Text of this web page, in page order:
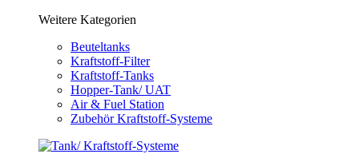
Weitere Kategorien
Beuteltanks
Kraftstoff-Filter
Kraftstoff-Tanks
Hopper-Tank/ UAT
Air & Fuel Station
Zubehör Kraftstoff-Systeme